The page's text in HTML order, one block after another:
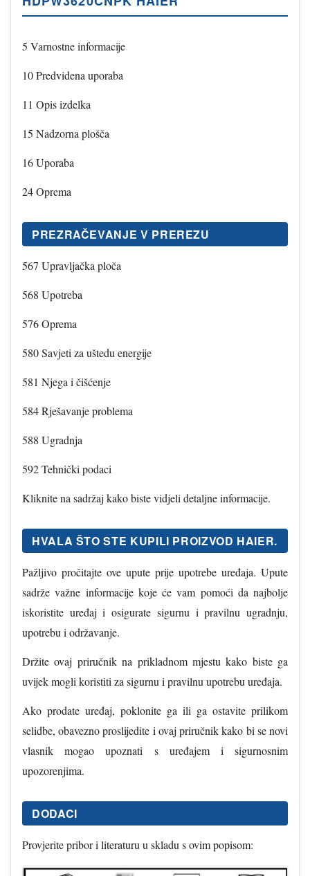
5 Varnostne informacije
10 Predvidena uporaba
11 Opis izdelka
15 Nadzorna plošča
16 Uporaba
24 Oprema
PREZRAČEVANJE V PREREZU
567 Upravljačka ploča
568 Upotreba
576 Oprema
580 Savjeti za uštedu energije
581 Njega i čišćenje
584 Rješavanje problema
588 Ugradnja
592 Tehnički podaci
Kliknite na sadržaj kako biste vidjeli detaljne informacije.
HVALA ŠTO STE KUPILI PROIZVOD HAIER.
Pažljivo pročitajte ove upute prije upotrebe uređaja. Upute
sadrže važne informacije koje će vam pomoći da najbolje
iskoristite uređaj i osigurate sigurnu i pravilnu ugradnju,
upotrebu i održavanje.
Držite ovaj priručnik na prikladnom mjestu kako biste ga
uvijek mogli koristiti za sigurnu i pravilnu upotrebu uređaja.
Ako prodate uređaj, poklonite ga ili ga ostavite prilikom
selidbe, obavezno proslijedite i ovaj priručnik kako bi se novi
vlasnik mogao upoznati s uređajem i sigurnosnim
upozorenjima.
DODACI
Provjerite pribor i literaturu u skladu s ovim popisom: